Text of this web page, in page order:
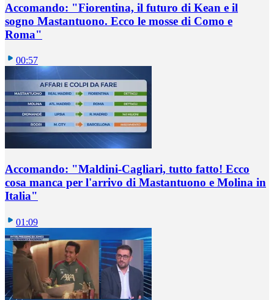
Accomando: "Fiorentina, il futuro di Kean e il
sogno Mastantuono. Ecco le mosse di Como e
Roma"
00:57
Accomando: "Maldini-Cagliari, tutto fatto! Ecco
cosa manca per l'arrivo di Mastantuono e Molina in
Italia"
01:09